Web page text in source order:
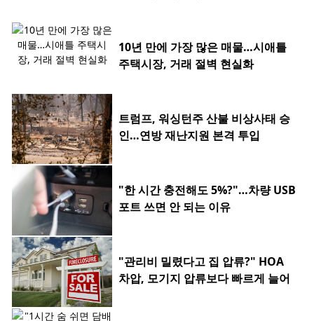
10년 만에 가장 많은 매물…시애틀
주택시장, 거래 절벽 현실화
트럼프, 워싱턴주 산불 비상사태 승
인…연방 재난지원 본격 투입
"한 시간 충전해도 5%?"…차량 USB
포트 쓰면 안 되는 이유
"관리비 밀렸다고 집 압류?" HOA
차압, 모기지 압류보다 빠르게 늘어